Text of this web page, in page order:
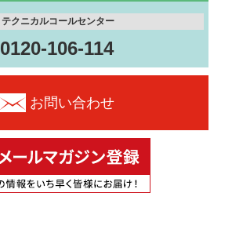
テクニカルコールセンター
0120-106-114
お問い合わせ